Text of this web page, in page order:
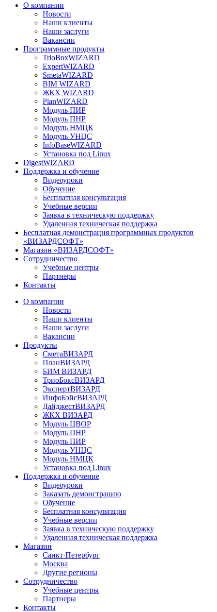
О компании
Новости
Наши клиенты
Наши заслуги
Вакансии
Программные продукты
TrioBoxWIZARD
ExpertWIZARD
SmetaWIZARD
BIM WIZARD
ЖКХ WIZARD
PlanWIZARD
Модуль ПИР
Модуль ПНР
Модуль НМЦК
Модуль УНЦС
InfoBaseWIZARD
Установка под Linux
DigestWIZARD
Поддержка и обучение
Видеоуроки
Обучение
Бесплатная консультация
Учебные версии
Заявка в техническую поддержку
Удаленная техническая поддержка
Бесплатная демонстрация программных продуктов
«ВИЗАРДСОФТ»
Магазин «ВИЗАРДСОФТ»
Сотрудничество
Учебные центры
Партнеры
Контакты
О компании
Новости
Наши клиенты
Наши заслуги
Вакансии
Продукты
СметаВИЗАРД
ПланВИЗАРД
БИМ ВИЗАРД
ТриоБоксВИЗАРД
ЭкспертВИЗАРД
ИнфоБэйсВИЗАРД
ДайджестВИЗАРД
ЖКХ ВИЗАРД
Модуль ЦВОР
Модуль ПНР
Модуль ПИР
Модуль УНЦС
Модуль НМЦК
Установка под Linux
Поддержка и обучение
Видеоуроки
Заказать демонстрацию
Обучение
Бесплатная консультация
Учебные версии
Заявка в техническую поддержку
Удаленная техническая поддержка
Магазин
Санкт-Петербург
Москва
Другие регионы
Сотрудничество
Учебные центры
Партнеры
Контакты